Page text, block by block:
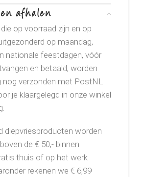
afhalen
op voorraad zijn en op
op maandag,
nationale feestdagen, vóór
en betaald, worden
nog verzonden met PostNL
je klaargelegd in onze winkel
diepvriesproducten worden
de € 50,- binnen
thuis of op het werk
rekenen we € 6,99